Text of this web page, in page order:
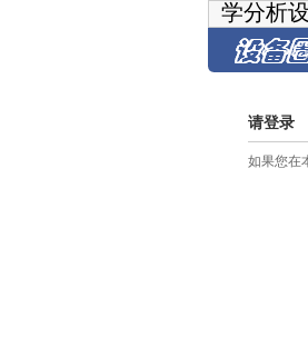
学分析
请登录
如果您在